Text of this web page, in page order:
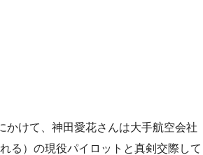
かけて、神田愛花さんは大手航空会社
る）の現役パイロットと真剣交際して